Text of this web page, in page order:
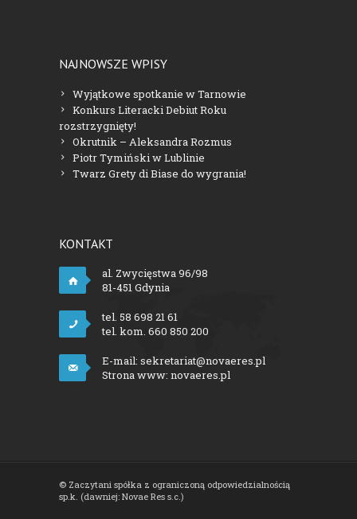
NAJNOWSZE WPISY
Wyjątkowe spotkanie w Tarnowie
Konkurs Literacki Debiut Roku
rozstrzygnięty!
Okrutnik – Aleksandra Rozmus
Piotr Tymiński w Lublinie
Twarz Grety di Biase do wygrania!
KONTAKT
al. Zwycięstwa 96/98
81-451 Gdynia
tel. 58 698 21 61
tel. kom. 660 850 200
E-mail: sekretariat@novaeres.pl
Strona www: novaeres.pl
© Zaczytani spółka z ograniczoną odpowiedzialnością
sp.k. (dawniej: Novae Res s.c.)